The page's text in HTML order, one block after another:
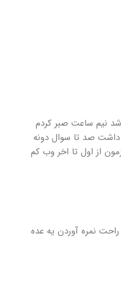
نیم ساعت صبر کردم
صد تا سوال دونه
از اول تا اخر وب کم
نمره آوردن یه عده